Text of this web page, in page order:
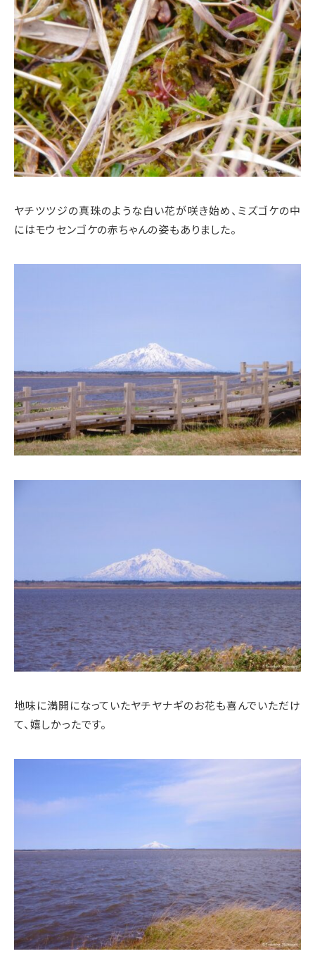
ヤチツツジの真珠のような白い花が咲き始め、ミズゴケの中
にはモウセンゴケの赤ちゃんの姿もありました。
地味に満開になっていたヤチヤナギのお花も喜んでいただけ
て、嬉しかったです。